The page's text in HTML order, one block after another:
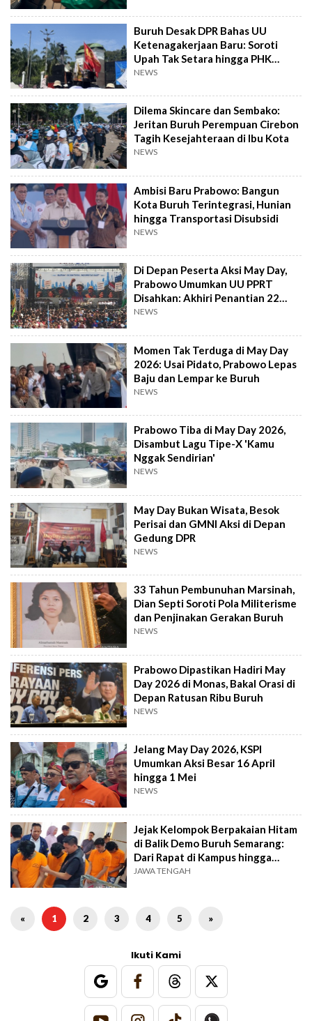
Buruh Desak DPR Bahas UU
Ketenagakerjaan Baru: Soroti
Upah Tak Setara hingga PHK
Sepihak
NEWS
Dilema Skincare dan Sembako:
Jeritan Buruh Perempuan Cirebon
Tagih Kesejahteraan di Ibu Kota
NEWS
Ambisi Baru Prabowo: Bangun
Kota Buruh Terintegrasi, Hunian
hingga Transportasi Disubsidi
NEWS
Di Depan Peserta Aksi May Day,
Prabowo Umumkan UU PPRT
Disahkan: Akhiri Penantian 22
Tahun
NEWS
Momen Tak Terduga di May Day
2026: Usai Pidato, Prabowo Lepas
Baju dan Lempar ke Buruh
NEWS
Prabowo Tiba di May Day 2026,
Disambut Lagu Tipe-X 'Kamu
Nggak Sendirian'
NEWS
May Day Bukan Wisata, Besok
Perisai dan GMNI Aksi di Depan
Gedung DPR
NEWS
33 Tahun Pembunuhan Marsinah,
Dian Septi Soroti Pola Militerisme
dan Penjinakan Gerakan Buruh
NEWS
Prabowo Dipastikan Hadiri May
Day 2026 di Monas, Bakal Orasi di
Depan Ratusan Ribu Buruh
NEWS
Jelang May Day 2026, KSPI
Umumkan Aksi Besar 16 April
hingga 1 Mei
NEWS
Jejak Kelompok Berpakaian Hitam
di Balik Demo Buruh Semarang:
Dari Rapat di Kampus hingga
Kerusuhan
JAWA TENGAH
« 1 2 3 4 5 »
Ikuti Kami